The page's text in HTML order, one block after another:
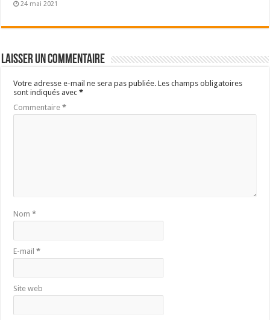
24 mai 2021
Laisser un commentaire
Votre adresse e-mail ne sera pas publiée. Les champs obligatoires
sont indiqués avec*
Commentaire*
Nom*
E-mail*
Site web